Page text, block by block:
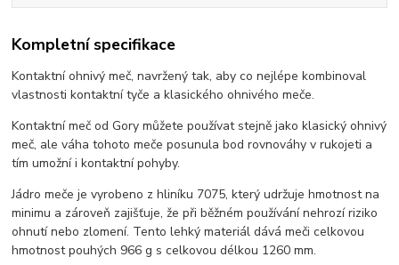
Kompletní specifikace
Kontaktní ohnivý meč, navržený tak, aby co nejlépe kombinoval
vlastnosti kontaktní tyče a klasického ohnivého meče.
Kontaktní meč od Gory můžete používat stejně jako klasický ohnivý
meč, ale váha tohoto meče posunula bod rovnováhy v rukojeti a
tím umožní i kontaktní pohyby.
Jádro meče je vyrobeno z hliníku 7075, který udržuje hmotnost na
minimu a zároveň zajišťuje, že při běžném používání nehrozí riziko
ohnutí nebo zlomení. Tento lehký materiál dává meči celkovou
hmotnost pouhých 966 g s celkovou délkou 1260 mm.